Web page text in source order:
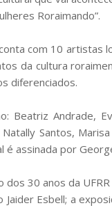
Roraimando”.
com 10 artistas
da cultura
diferenciados.
Beatriz Andrade,
Natally Santos,
é assinada por
dos 30 anos da
Esbell; a